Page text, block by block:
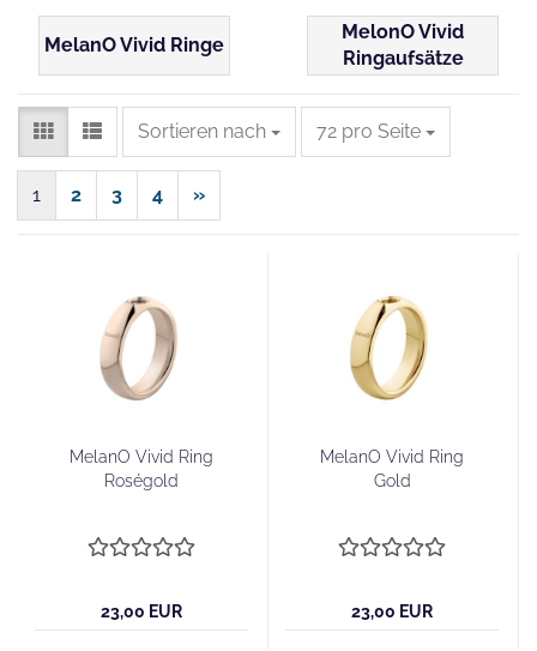
MelanO Vivid Ringe
MelonO Vivid
Ringaufsätze
Sortieren nach
Sortieren nach 72 pro Seite
pro Seite
1 2 3 4 »
MelanO Vivid Ring
Roségold
23,00 EUR
MelanO Vivid Ring
Gold
23,00 EUR